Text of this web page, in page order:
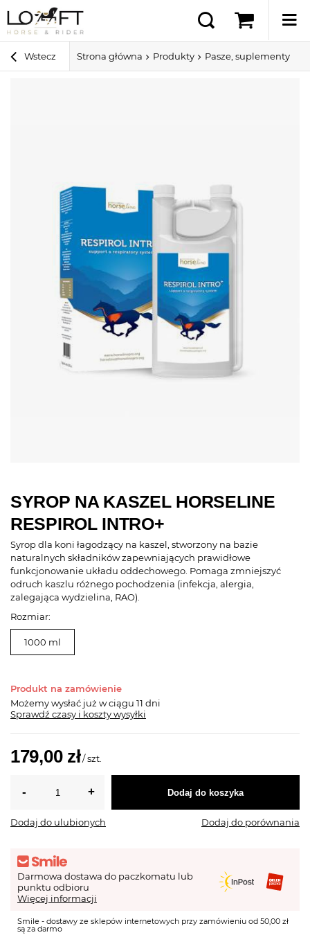
Wstecz Strona główna Produkty Pasze, suplementy i
SYROP NA KASZEL HORSELINE
RESPIROL INTRO+
Syrop dla koni łagodzący na kaszel, stworzony na bazie
naturalnych składników zapewniających prawidłowe
funkcjonowanie układu oddechowego. Pomaga zmniejszyć
odruch kaszlu różnego pochodzenia (infekcja, alergia,
zalegająca wydzielina, RAO).
Rozmiar:
1000 ml
Produkt na zamówienie
Możemy wysłać już w ciągu 11 dni
Sprawdź czasy i koszty wysyłki
179,00 zł/szt.
Dodaj do koszyka
Dodaj do ulubionych Dodaj do porównania
Darmowa dostawa do paczkomatu lub
punktu odbioru
Więcej informacji
Smile - dostawy ze sklepów internetowych przy zamówieniu od 50,00 zł
są za darmo